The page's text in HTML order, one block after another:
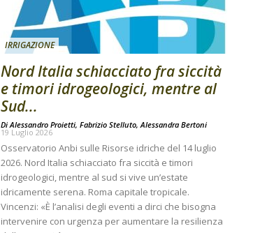
IRRIGAZIONE
Nord Italia schiacciato fra siccità
e timori idrogeologici, mentre al
Sud...
DiAlessandro Proietti, Fabrizio Stelluto, Alessandra Bertoni
19 Luglio 2026
Osservatorio Anbi sulle Risorse idriche del 14 luglio
2026. Nord Italia schiacciato fra siccità e timori
idrogeologici, mentre al sud si vive un’estate
idricamente serena. Roma capitale tropicale.
Vincenzi: «È l’analisi degli eventi a dirci che bisogna
intervenire con urgenza per aumentare la resilienza